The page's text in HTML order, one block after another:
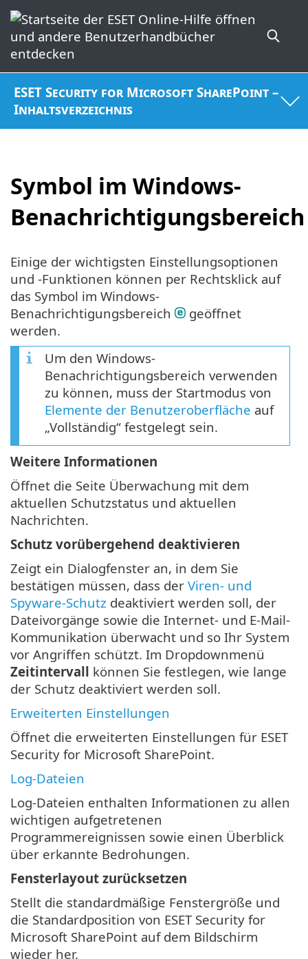
ESET Security for Microsoft SharePoint –
Inhaltsverzeichnis
Symbol im Windows-
Benachrichtigungsbereich
Einige der wichtigsten Einstellungsoptionen
und -Funktionen können per Rechtsklick auf
das Symbol im Windows-
Benachrichtigungsbereich
geöffnet
werden.
Um den Windows-
Benachrichtigungsbereich verwenden
zu können, muss der Startmodus von
Elemente der Benutzeroberfläche auf
„Vollständig“ festgelegt sein.
Weitere Informationen
Öffnet die Seite Überwachung mit dem
aktuellen Schutzstatus und aktuellen
Nachrichten.
Schutz vorübergehend deaktivieren
Zeigt ein Dialogfenster an, in dem Sie
bestätigen müssen, dass der Viren- und
Spyware-Schutz deaktiviert werden soll, der
Dateivorgänge sowie die Internet- und E-Mail-
Kommunikation überwacht und so Ihr System
vor Angriffen schützt. Im Dropdownmenü
Zeitintervall können Sie festlegen, wie lange
der Schutz deaktiviert werden soll.
Erweiterten Einstellungen
Öffnet die erweiterten Einstellungen für ESET
Security for Microsoft SharePoint.
Log-Dateien
Log-Dateien enthalten Informationen zu allen
wichtigen aufgetretenen
Programmereignissen sowie einen Überblick
über erkannte Bedrohungen.
Fensterlayout zurücksetzen
Stellt die standardmäßige Fenstergröße und
die Standardposition von ESET Security for
Microsoft SharePoint auf dem Bildschirm
wieder her.